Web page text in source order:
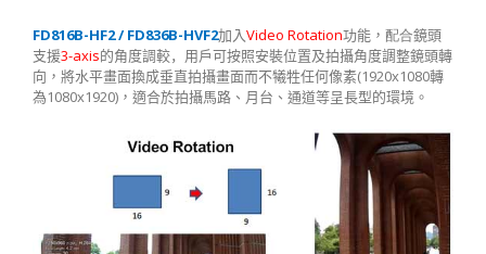
FD816B-HF2 / FD836B-HVF2加入 Video Rotation功能， 配合鏡頭
支援3-axis的角度調較， 用戶可按照安裝位置及拍攝角度調整鏡頭轉
向，將水平畫面換成垂直拍攝畫面而不犧牲任何像素(1920x1080轉
為 1080x1920) ，適合於拍攝馬路、月台、通道等呈長型的環境。